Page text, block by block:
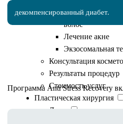
Постковидное
волос
Лечение акне
Экзосомальная
Консультация
Результаты процедур
Стоимость услуг
Пластическая хирургия
Лицо
декомпенсированный диабет.
Состав
Программа Anti Stress Recovery